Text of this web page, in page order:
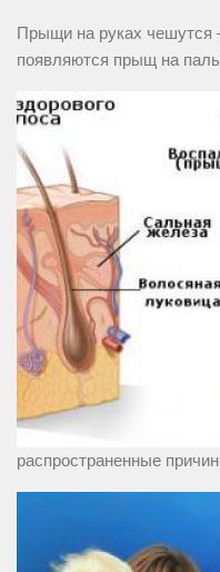
Прыщи на руках чешутся
появляются прыщ на
распространенные